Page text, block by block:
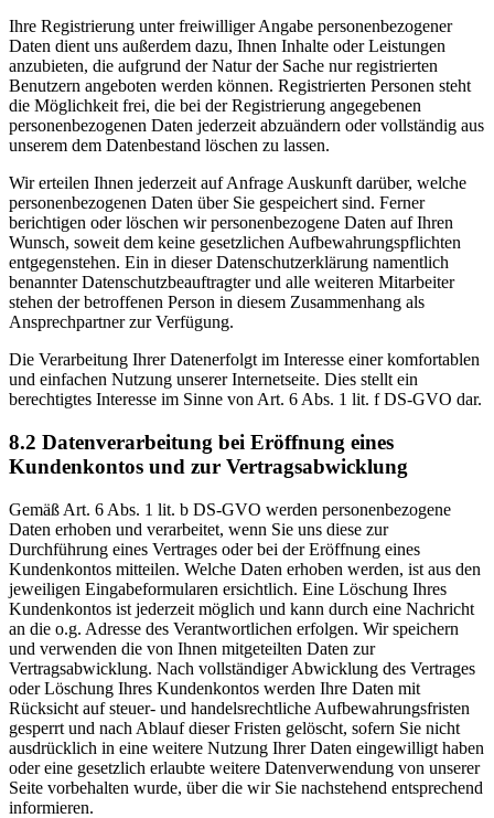
Ihre Registrierung unter freiwilliger Angabe personenbezogener
Daten dient uns außerdem dazu, Ihnen Inhalte oder Leistungen
anzubieten, die aufgrund der Natur der Sache nur registrierten
Benutzern angeboten werden können. Registrierten Personen steht
die Möglichkeit frei, die bei der Registrierung angegebenen
personenbezogenen Daten jederzeit abzuändern oder vollständig aus
unserem dem Datenbestand löschen zu lassen.
Wir erteilen Ihnen jederzeit auf Anfrage Auskunft darüber, welche
personenbezogenen Daten über Sie gespeichert sind. Ferner
berichtigen oder löschen wir personenbezogene Daten auf Ihren
Wunsch, soweit dem keine gesetzlichen Aufbewahrungspflichten
entgegenstehen. Ein in dieser Datenschutzerklärung namentlich
benannter Datenschutzbeauftragter und alle weiteren Mitarbeiter
stehen der betroffenen Person in diesem Zusammenhang als
Ansprechpartner zur Verfügung.
Die Verarbeitung Ihrer Datenerfolgt im Interesse einer komfortablen
und einfachen Nutzung unserer Internetseite. Dies stellt ein
berechtigtes Interesse im Sinne von Art. 6 Abs. 1 lit. f DS-GVO dar.
8.2 Datenverarbeitung bei Eröffnung eines
Kundenkontos und zur Vertragsabwicklung
Gemäß Art. 6 Abs. 1 lit. b DS-GVO werden personenbezogene
Daten erhoben und verarbeitet, wenn Sie uns diese zur
Durchführung eines Vertrages oder bei der Eröffnung eines
Kundenkontos mitteilen. Welche Daten erhoben werden, ist aus den
jeweiligen Eingabeformularen ersichtlich. Eine Löschung Ihres
Kundenkontos ist jederzeit möglich und kann durch eine Nachricht
an die o.g. Adresse des Verantwortlichen erfolgen. Wir speichern
und verwenden die von Ihnen mitgeteilten Daten zur
Vertragsabwicklung. Nach vollständiger Abwicklung des Vertrages
oder Löschung Ihres Kundenkontos werden Ihre Daten mit
Rücksicht auf steuer- und handelsrechtliche Aufbewahrungsfristen
gesperrt und nach Ablauf dieser Fristen gelöscht, sofern Sie nicht
ausdrücklich in eine weitere Nutzung Ihrer Daten eingewilligt haben
oder eine gesetzlich erlaubte weitere Datenverwendung von unserer
Seite vorbehalten wurde, über die wir Sie nachstehend entsprechend
informieren.